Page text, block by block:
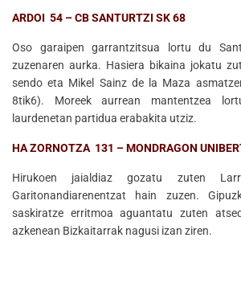
ARDOI 54 – CB SANTURTZI SK 68
Oso garaipen garrantzitsua lortu du
zuzenaren aurka. Hasiera bikaina jokatu
sendo eta Mikel Sainz de la Maza
8tik6). Moreek aurrean mantentzea
laurdenetan partidua erabakita utziz.
HA ZORNOTZA 131 – MONDRAGON
Hirukoen jaialdiaz gozatu zuten
Garitonandiarenentzat hain zuzen.
saskiratze erritmoa aguantatu zuten
azkenean Bizkaitarrak nagusi izan ziren.